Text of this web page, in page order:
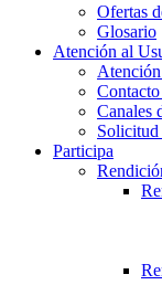
Ofertas
Glosario
Atención al
Canales
Participa